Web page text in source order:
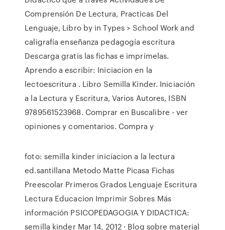
Comprensión De Lectura, Practicas Del
Lenguaje, Libro by in Types > School Work and
caligrafía enseñanza pedagogía escritura
Descarga gratis las fichas e imprímelas.
Aprendo a escribir: Iniciacion en la
lectoescritura . Libro Semilla Kinder. Iniciación
a la Lectura y Escritura, Varios Autores, ISBN
9789561523968. Comprar en Buscalibre - ver
opiniones y comentarios. Compra y
foto: semilla kinder iniciacion a la lectura
ed.santillana Metodo Matte Picasa Fichas
Preescolar Primeros Grados Lenguaje Escritura
Lectura Educacion Imprimir Sobres Más
información PSICOPEDAGOGIA Y DIDACTICA:
semilla kinder Mar 14, 2012 · Blog sobre material